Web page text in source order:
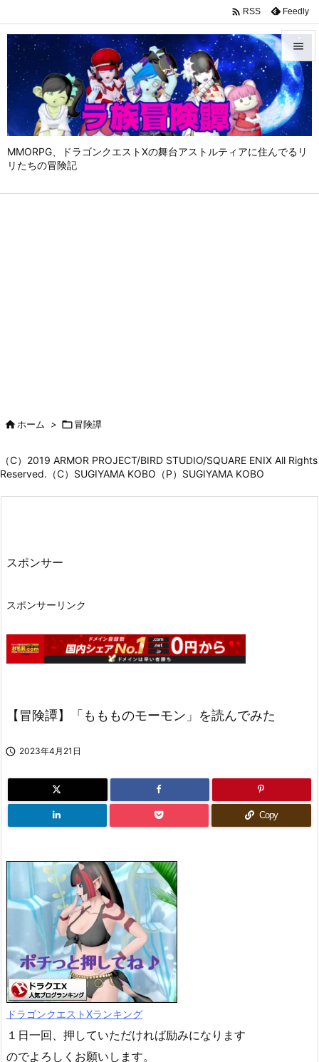
MMORPG、ドラゴンクエストⅩの舞台アストルティアに住んでるリ
リたちの冒険記


メニュ

サイド

 RSS Feedly
ホーム > 冒険譚
（C）2019 ARMOR PROJECT/BIRD STUDIO/SQUARE ENIX All Rights
Reserved.（C）SUGIYAMA KOBO（P）SUGIYAMA KOBO
スポンサー
スポンサーリンク
【冒険譚】「ももものモーモン」を読んでみた
 2023年4月21日
Copy
ドラゴンクエストXランキング
１日一回、押していただければ励みになります
のでよろしくお願いします。